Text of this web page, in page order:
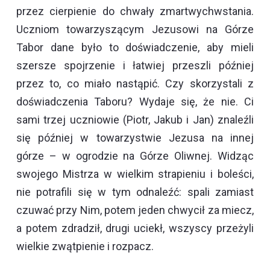
przez cierpienie do chwały zmartwychwstania.
Uczniom towarzyszącym Jezusowi na Górze
Tabor dane było to doświadczenie, aby mieli
szersze spojrzenie i łatwiej przeszli później
przez to, co miało nastąpić. Czy skorzystali z
doświadczenia Taboru? Wydaje się, że nie. Ci
sami trzej uczniowie (Piotr, Jakub i Jan) znaleźli
się później w towarzystwie Jezusa na innej
górze – w ogrodzie na Górze Oliwnej. Widząc
swojego Mistrza w wielkim strapieniu i boleści,
nie potrafili się w tym odnaleźć: spali zamiast
czuwać przy Nim, potem jeden chwycił za miecz,
a potem zdradził, drugi uciekł, wszyscy przeżyli
wielkie zwątpienie i rozpacz.